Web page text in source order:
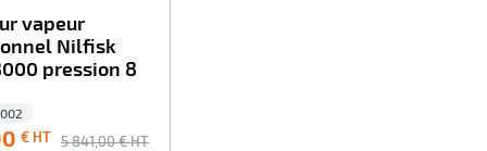
vapeur
Nilfisk
pression 8
€ HT 5 841,00 € HT